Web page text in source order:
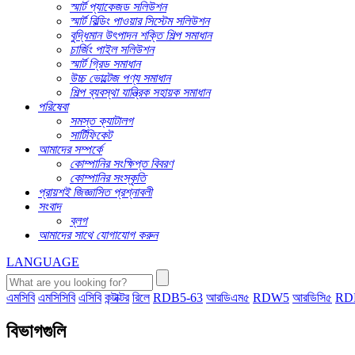
স্মার্ট প্যাকেজড সলিউশন
স্মার্ট বিল্ডিং পাওয়ার সিস্টেম সলিউশন
বুদ্ধিমান উৎপাদন শক্তি শিল্প সমাধান
চার্জিং পাইল সলিউশন
স্মার্ট গ্রিড সমাধান
উচ্চ ভোল্টেজ পণ্য সমাধান
শিল্প ব্যবস্থা যান্ত্রিক সহায়ক সমাধান
পরিষেবা
সমস্ত ক্যাটালগ
সার্টিফিকেট
আমাদের সম্পর্কে
কোম্পানির সংক্ষিপ্ত বিবরণ
কোম্পানির সংস্কৃতি
প্রায়শই জিজ্ঞাসিত প্রশ্নাবলী
সংবাদ
ব্লগ
আমাদের সাথে যোগাযোগ করুন
LANGUAGE
এমসিবি এমসিসিবি এসিবি কন্টাক্টর রিলে RDB5-63 আরডিএম৫ RDW5 আরডিসি৫
বিভাগগুলি